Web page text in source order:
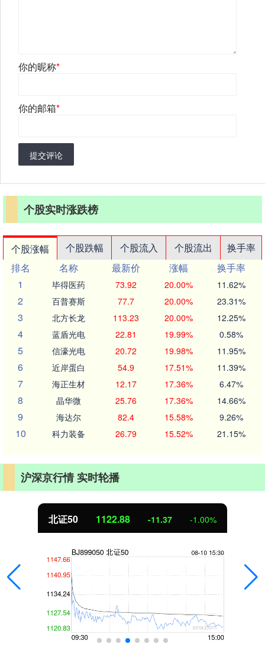
你的昵称*
你的邮箱*
提交评论
个股实时涨跌榜
个股涨幅 个股跌幅 个股流入 个股流出
换手率
排名
名称 最新价 涨幅
换手率
1
毕得医药 73.92 20.00% 11.62%
2 百普赛斯 77.7 20.00% 23.31%
3 北方长龙 113.23 20.00% 12.25%
4 蓝盾光电 22.81 19.99% 0.58%
5 信濠光电 20.72 19.98% 11.95%
6 近岸蛋白 54.9 17.51% 11.39%
7 海正生材 12.17 17.36% 6.47%
8 晶华微 25.76 17.36% 14.66%
9 海达尔 82.4 15.58% 9.26%
10 科力装备 26.79 15.52% 21.15%
沪深京行情 实时轮播
北证50 1122.88 -11.37 -1.00%